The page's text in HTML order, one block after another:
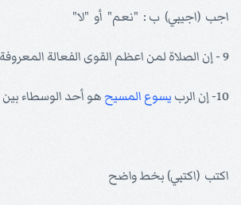
اجب (اجيبي) ب : "نعم" أو "لا"
9 - إن الصلاة لمن اعظم القوى الفعالة المعروفة للإنسان _____
10- إن الرب يسوع المسيح هو أحد الوسطاء بين
اكتب (اكتبي) بخط واضح